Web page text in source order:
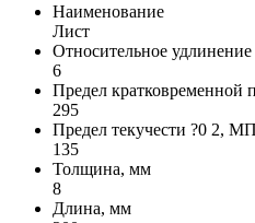
Наименование
Лист
Относительное удлинение
6
Предел кратковременной
295
Предел текучести ?0 2,
135
Толщина, мм
8
Длина, мм